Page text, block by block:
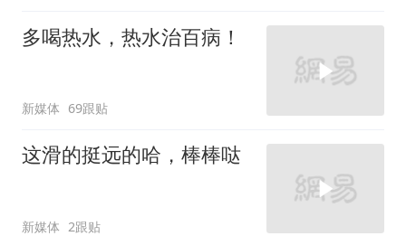
多喝热水，热水治百病！
新媒体 69跟贴
这滑的挺远的哈，棒棒哒
新媒体 2跟贴